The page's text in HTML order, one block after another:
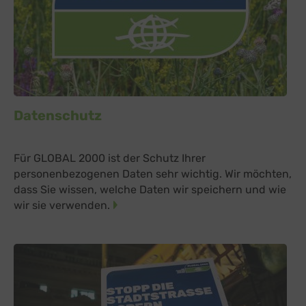
Datenschutz
Für GLOBAL 2000 ist der Schutz Ihrer
personenbezogenen Daten sehr wichtig. Wir möchten,
dass Sie wissen, welche Daten wir speichern und wie
wir sie verwenden.